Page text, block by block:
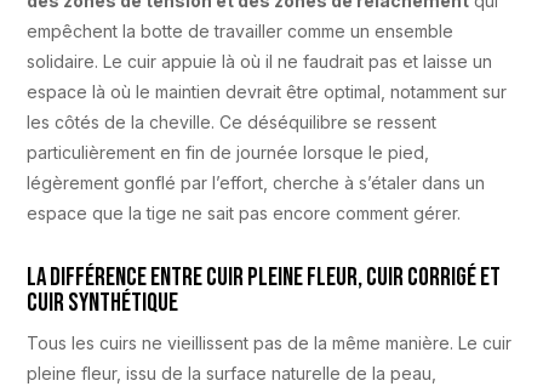
empêchent la botte de travailler comme un ensemble
solidaire. Le cuir appuie là où il ne faudrait pas et laisse un
espace là où le maintien devrait être optimal, notamment sur
les côtés de la cheville. Ce déséquilibre se ressent
particulièrement en fin de journée lorsque le pied,
légèrement gonflé par l’effort, cherche à s’étaler dans un
espace que la tige ne sait pas encore comment gérer.
La différence entre cuir pleine fleur, cuir corrigé et
cuir synthétique
Tous les cuirs ne vieillissent pas de la même manière. Le cuir
pleine fleur, issu de la surface naturelle de la peau,